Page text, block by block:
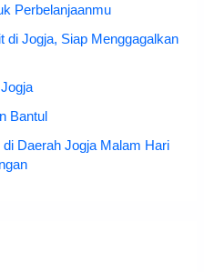
Perbelanjaanmu
di Jogja, Siap Menggagalkan
Bantul
Daerah Jogja Malam Hari